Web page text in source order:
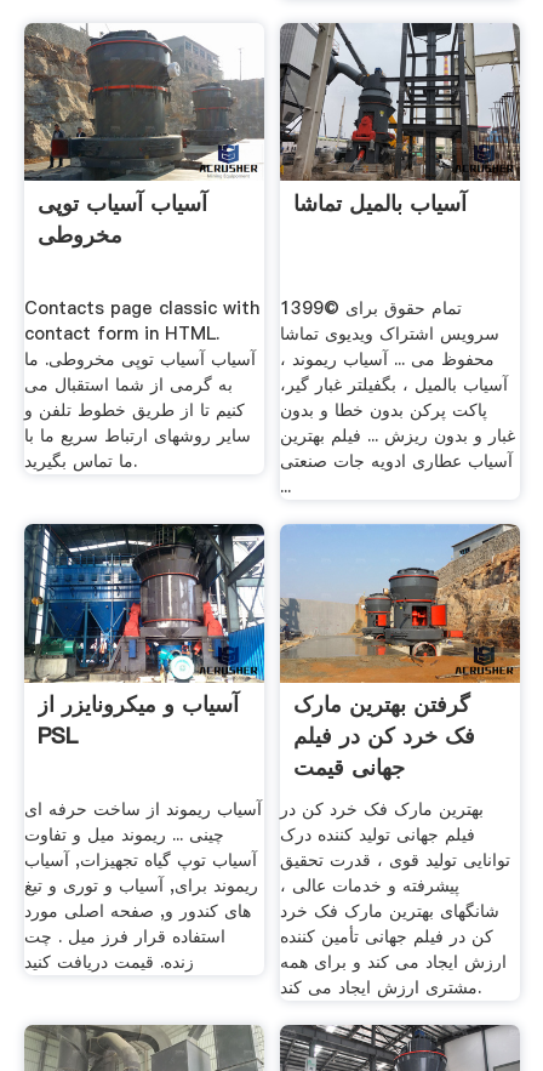
آسیاب آسیاب توپی
مخروطی
Contacts page classic with
contact form in HTML.
آسیاب آسیاب توپی مخروطی. ما
به گرمی از شما استقبال می
کنیم تا از طریق خطوط تلفن و
سایر روشهای ارتباط سریع ما با
ما تماس بگیرید.
آسیاب بالمیل تماشا
1399© تمام حقوق برای
سرویس اشتراک ویديوی تماشا
محفوظ می ... آسیاب ریموند ،
آسیاب بالمیل ، بگفیلتر غبار گیر،
پاکت پرکن بدون خطا و بدون
غبار و بدون ریزش ... فیلم بهترین
آسیاب عطاری ادویه جات صنعتی
...
آسیاب و میکرونایزر از
PSL
آسیاب ریموند از ساخت حرفه ای
چینی ... ریموند میل و تفاوت
آسیاب توپ گیاه تجهیزات, آسیاب
ریموند برای, آسیاب و توری و تیغ
های کندور و, صفحه اصلی مورد
استفاده قرار فرز میل . چت
زنده. قیمت دریافت کنید
گرفتن بهترین مارک
فک خرد کن در فیلم
جهانی قیمت
بهترین مارک فک خرد کن در
فیلم جهانی تولید کننده درک
توانایی تولید قوی ، قدرت تحقیق
پیشرفته و خدمات عالی ،
شانگهای بهترین مارک فک خرد
کن در فیلم جهانی تأمین کننده
ارزش ایجاد می کند و برای همه
مشتری ارزش ایجاد می کند.